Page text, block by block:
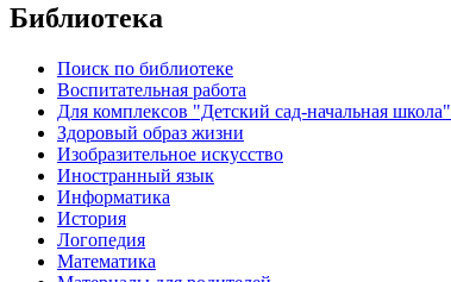
Библиотека
Поиск по библиотеке
Воспитательная работа
Для комплексов "Детский сад-начальная школа"
Здоровый образ жизни
Изобразительное искусство
Иностранный язык
Информатика
История
Логопедия
Математика